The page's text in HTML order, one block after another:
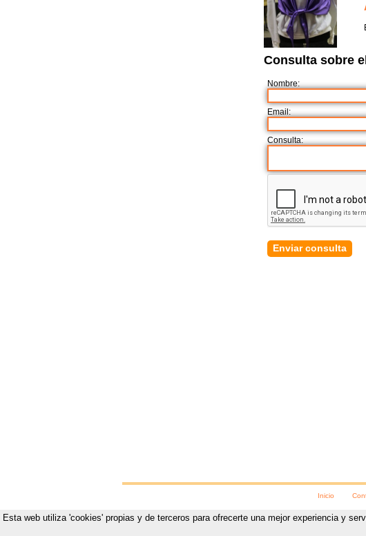
Consulta sobre
Nombre:
Email:
Consulta:
Inicio
Vistete para las fiestasC/
Esta web utiliza 'cookies' propias y de terceros para ofrecerte una mejor experiencia y